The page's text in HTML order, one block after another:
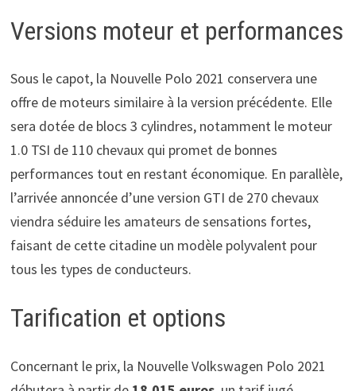
Versions moteur et performances
Sous le capot, la Nouvelle Polo 2021 conservera une
offre de moteurs similaire à la version précédente. Elle
sera dotée de blocs 3 cylindres, notamment le moteur
1.0 TSI de 110 chevaux qui promet de bonnes
performances tout en restant économique. En parallèle,
l’arrivée annoncée d’une version GTI de 270 chevaux
viendra séduire les amateurs de sensations fortes,
faisant de cette citadine un modèle polyvalent pour
tous les types de conducteurs.
Tarification et options
Concernant le prix, la Nouvelle Volkswagen Polo 2021